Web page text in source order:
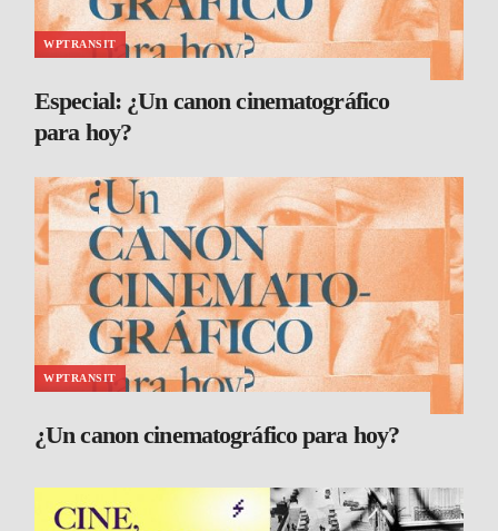
WPTRANSIT
Especial: ¿Un canon cinematográfico
para hoy?
WPTRANSIT
¿Un canon cinematográfico para hoy?